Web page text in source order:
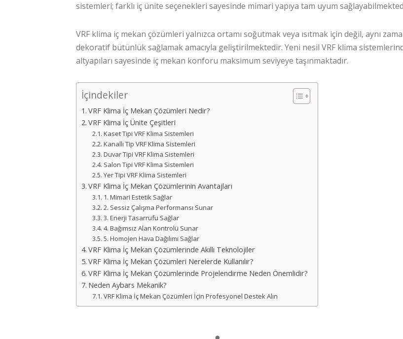
sistemleri; farklı iç ünite seçenekleri sayesinde mimari yapıya tam uyum
VRF klima iç mekan çözümleri yalnızca ortamı soğutmak veya ısıtmak için değil, aynı
dekoratif bütünlük sağlamak amacıyla geliştirilmektedir. Yeni nesil VRF klima
altyapıları sayesinde iç mekan konforu maksimum seviyeye taşınmaktadır.
İçindekiler
VRF Klima İç Mekan Çözümleri Nedir?
VRF Klima İç Ünite Çeşitleri
Kaset Tipi VRF Klima Sistemleri
Kanallı Tip VRF Klima Sistemleri
Duvar Tipi VRF Klima Sistemleri
Salon Tipi VRF Klima Sistemleri
Yer Tipi VRF Klima Sistemleri
VRF Klima İç Mekan Çözümlerinin Avantajları
1. Mimari Estetik Sağlar
2. Sessiz Çalışma Performansı Sunar
3. Enerji Tasarrufu Sağlar
4. Bağımsız Alan Kontrolü Sunar
5. Homojen Hava Dağılımı Sağlar
VRF Klima İç Mekan Çözümlerinde Akıllı Teknolojiler
VRF Klima İç Mekan Çözümleri Nerelerde Kullanılır?
VRF Klima İç Mekan Çözümlerinde Projelendirme Neden Önemlidir?
Neden Aybars Mekanik?
VRF Klima İç Mekan Çözümleri İçin Profesyonel Destek Alın